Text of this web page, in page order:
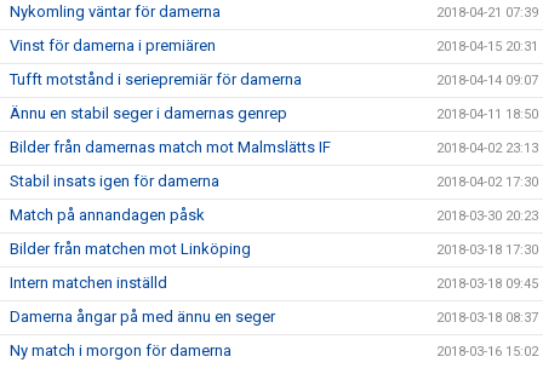
Nykomling väntar för damerna 2018-04-21 07:39
Vinst för damerna i premiären 2018-04-15 20:31
Tufft motstånd i seriepremiär för damerna 2018-04-14 09:07
Ännu en stabil seger i damernas genrep 2018-04-11 18:50
Bilder från damernas match mot Malmslätts IF 2018-04-02 23:13
Stabil insats igen för damerna 2018-04-02 17:30
Match på annandagen påsk 2018-03-30 20:23
Bilder från matchen mot Linköping 2018-03-18 17:30
Intern matchen inställd 2018-03-18 09:45
Damerna ångar på med ännu en seger 2018-03-18 08:37
Ny match i morgon för damerna 2018-03-16 15:02